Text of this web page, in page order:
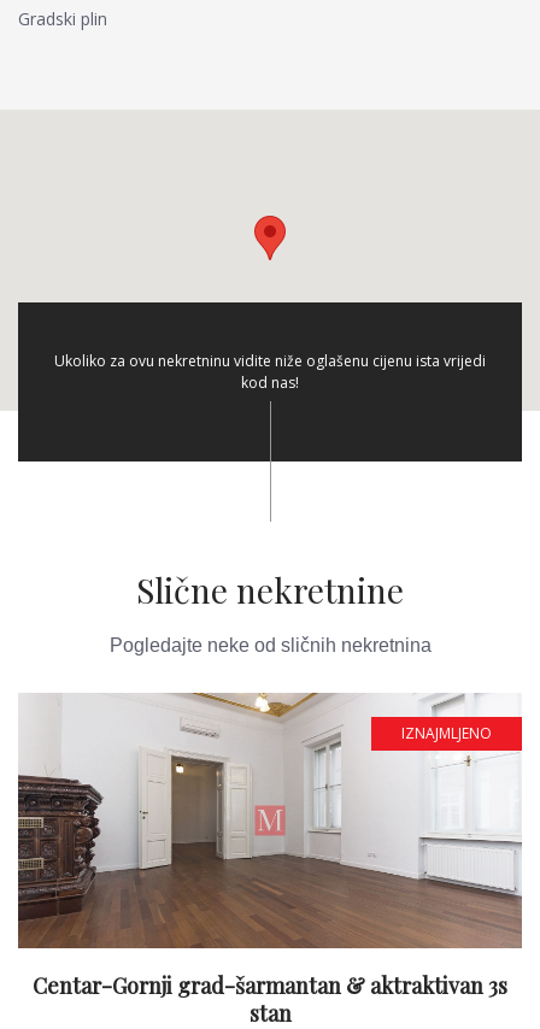
Gradski plin
Ukoliko za ovu nekretninu vidite niže oglašenu cijenu ista vrijedi
kod nas!
Slične nekretnine
Pogledajte neke od sličnih nekretnina
IZNAJMLJENO
Centar-Gornji grad-šarmantan & aktraktivan 3s
stan